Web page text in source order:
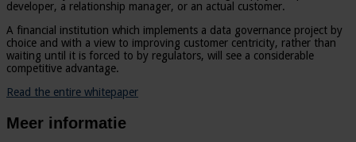
developer, a relationship manager, or an actual customer.
A financial institution which implements a data governance project by
choice and with a view to improving customer centricity, rather than
waiting until it is forced to by regulators, will see a considerable
competitive advantage.
Read the entire whitepaper
Meer informatie